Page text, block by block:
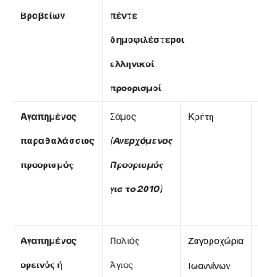
Βραβείων πέντε
δημοφιλέστεροι
ελληνικοί
προορισμοί
Aγαπημένος
παραθαλάσσιος
προορισμός
Σάμος
(Ανερχόμενος
Προορισμός
για το 2010)
Κρήτη
Αγαπημένος
ορεινός ή
Παλιός
Άγιος
Ζαγοροχώρια
Ιωαννίνων